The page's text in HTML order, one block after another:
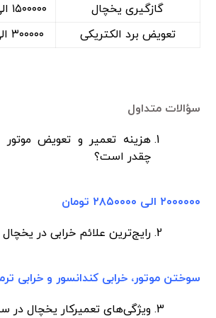
گازگیری یخچال
۱۵۰۰۰۰۰ الی ۲۰۰۰۰۰۰ تومان
تعویض برد الکتریکی
۳۰۰۰۰۰ الی ۵۰۰۰۰۰ تومان
سؤالات متداول
هزینه تعمیر و تعویض
چقدر است؟
۲۰۰۰۰۰۰ الی ۲۸۵۰۰۰۰ تومان
رایج‌ترین علائم خرابی در
سوختن موتور، خرابی کندانسور و خرابی
ویژگی‌های تعمیرکار یخچال